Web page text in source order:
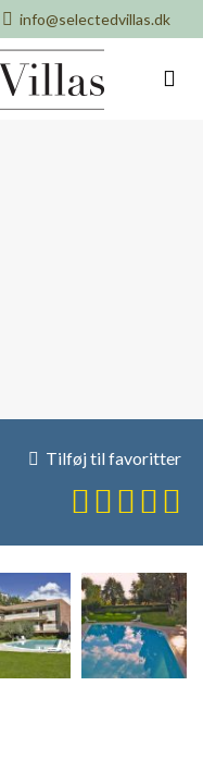
info@selectedvillas.dk
Tilføj til favoritter